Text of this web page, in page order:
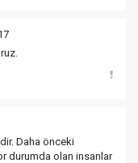
Daha önceki
durumda olan insanlar